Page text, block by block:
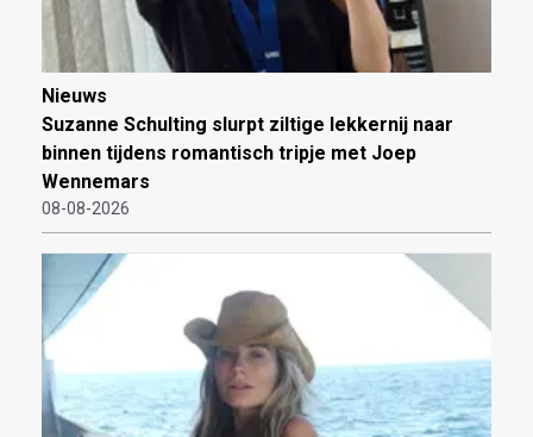
Nieuws
Suzanne Schulting slurpt ziltige lekkernij naar
binnen tijdens romantisch tripje met Joep
Wennemars
08-08-2026